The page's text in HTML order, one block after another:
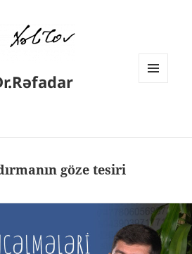
göze tesiri